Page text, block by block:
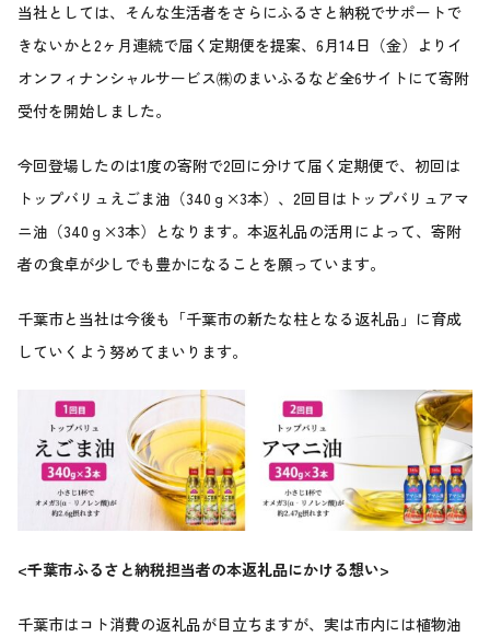
当社としては、そんな生活者をさらにふるさと納税でサポートで
きないかと2ヶ月連続で届く定期便を提案、6月14日（金）よりイ
オンフィナンシャルサービス㈱のまいふるなど全6サイトにて寄附
受付を開始しました。
今回登場したのは1度の寄附で2回に分けて届く定期便で、初回は
トップバリュえごま油（340ｇ×3本）、2回目はトップバリュアマ
ニ油（340ｇ×3本）となります。本返礼品の活用によって、寄附
者の食卓が少しでも豊かになることを願っています。
千葉市と当社は今後も「千葉市の新たな柱となる返礼品」に育成
していくよう努めてまいります。
<千葉市ふるさと納税担当者の本返礼品にかける想い>
千葉市はコト消費の返礼品が目立ちますが、実は市内には植物油